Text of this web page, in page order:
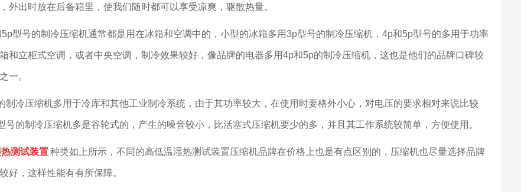
外出时放在后备箱里，使我们随时都可以享受凉爽，驱散热量。
型号的制冷压缩机通常都是用在冰箱和空调中的，小型的冰箱多用3p型号的制冷压缩机，4p和5p型号的多用于功率
和立柜式空调，或者中央空调，制冷效果较好，像品牌的电器多用4p和5p的制冷压缩机，这也是他们的品牌口碑较
一。
制冷压缩机多用于冷库和其他工业制冷系统，由于其功率较大，在使用时要格外小心，对电压的要求相对来说比较
号的制冷压缩机多是谷轮式的，产生的噪音较小，比活塞式压缩机要少的多，并且其工作系统较简单，方便使用。
测试装置种类如上所示，不同的高低温湿热测试装置压缩机品牌在价格上也是有点区别的，压缩机也尽量选择品牌
好，这样性能有有所保障。